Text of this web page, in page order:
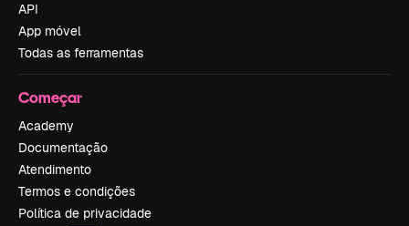
API
App móvel
Todas as ferramentas
Começar
Academy
Documentação
Atendimento
Termos e condições
Política de privacidade